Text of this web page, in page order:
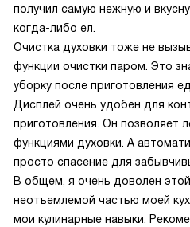
получил самую нежную и
когда-либо ел.
Очистка духовки тоже не
функции очистки паром. Это
уборку после приготовления
Дисплей очень удобен для
приготовления. Он позволяет
функциями духовки. А
просто спасение для
В общем, я очень доволен
неотъемлемой частью моей
мои кулинарные навыки.